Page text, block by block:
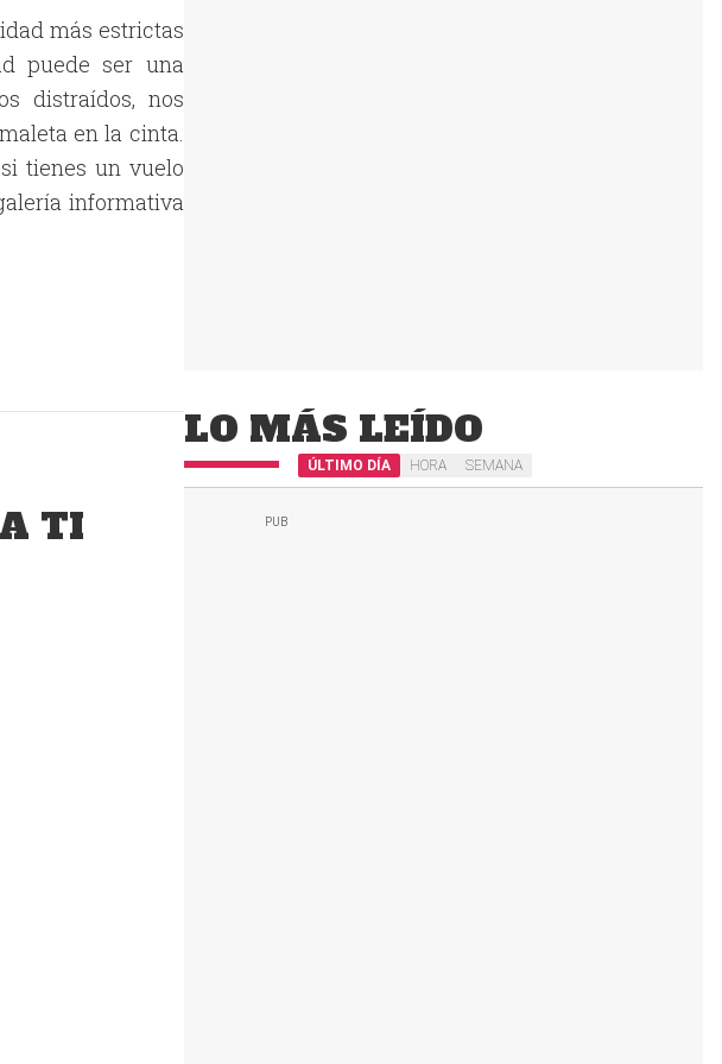
más estrictas
puede ser una
distraídos, nos
en la cinta.
tienes un vuelo
informativa
TI
LO MÁS LEÍDO
ÚLTIMO DÍA HORA SEMANA